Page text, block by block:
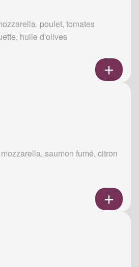
poulet, tomates
huile d'olives
saumon fumé, citron